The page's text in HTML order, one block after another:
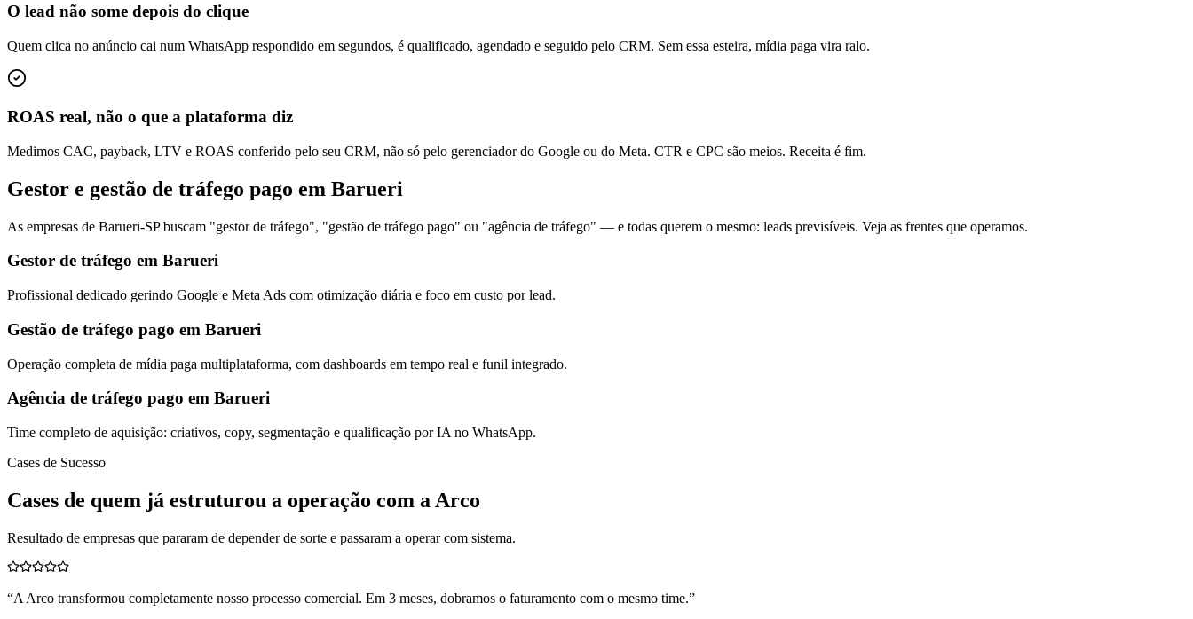
O lead não some depois do clique
Quem clica no anúncio cai num WhatsApp respondido em segundos, é qualificado, agendado e seguido pelo CRM. Sem essa esteira, mídia paga vira ralo.
ROAS real, não o que a plataforma diz
Medimos CAC, payback, LTV e ROAS conferido pelo seu CRM, não só pelo gerenciador do Google ou do Meta. CTR e CPC são meios. Receita é fim.
Gestor e gestão de tráfego pago em Barueri
As empresas de Barueri-SP buscam "gestor de tráfego", "gestão de tráfego pago" ou "agência de tráfego" — e todas querem o mesmo: leads previsíveis. Veja as frentes que operamos.
Gestor de tráfego em Barueri
Profissional dedicado gerindo Google e Meta Ads com otimização diária e foco em custo por lead.
Gestão de tráfego pago em Barueri
Operação completa de mídia paga multiplataforma, com dashboards em tempo real e funil integrado.
Agência de tráfego pago em Barueri
Time completo de aquisição: criativos, copy, segmentação e qualificação por IA no WhatsApp.
Cases de Sucesso
Cases de quem já estruturou a operação com a Arco
Resultado de empresas que pararam de depender de sorte e passaram a operar com sistema.
“A Arco transformou completamente nosso processo comercial. Em 3 meses, dobramos o faturamento com o mesmo time.”